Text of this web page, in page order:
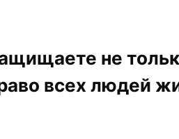
не
всех людей